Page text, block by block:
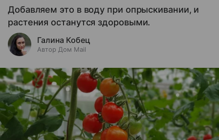
Добавляем это в воду при опрыскивании, и
растения останутся здоровыми.
Галина Кобец
Автор Дом Mail